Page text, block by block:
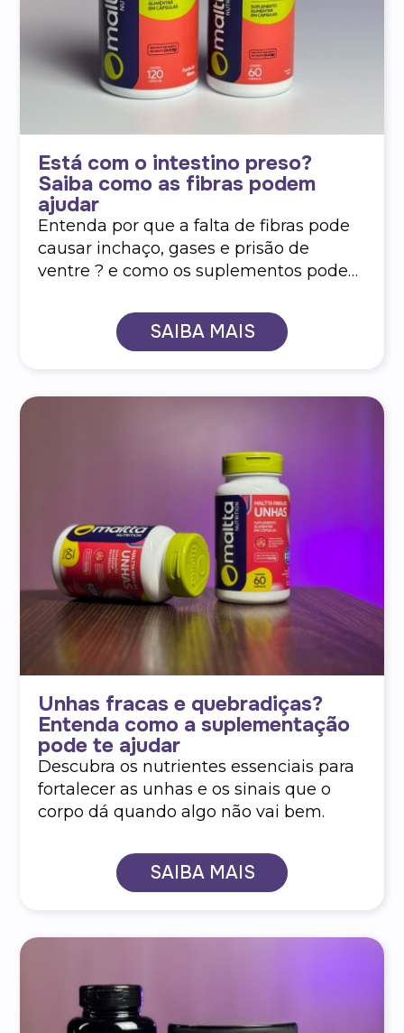
Está com o intestino preso?
Saiba como as fibras podem
ajudar
Entenda por que a falta de fibras pode
causar inchaço, gases e prisão de
ventre ? e como os suplementos podem
SAIBA MAIS
Unhas fracas e quebradiças?
Entenda como a suplementação
pode te ajudar
Descubra os nutrientes essenciais para
fortalecer as unhas e os sinais que o
corpo dá quando algo não vai bem.
SAIBA MAIS